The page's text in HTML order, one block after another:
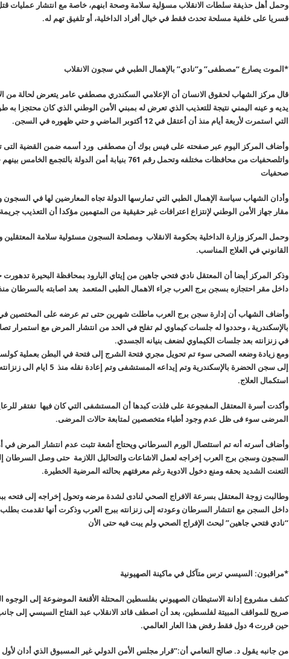
وحمل أهل حذيفة سلطات الانقلاب مسؤلية سلامة وصحة ابنهم، خاصة مع انتشار عمليات قتل
قسريا على خلفية مسلحة تحدث فقط في خيال أفراد الداخلية، أو تلفيق تهم له.
*الموت يصارع “مصطفى” و”نادي” بالإهمال الطبي في سجون الانقلاب
قال مركز الشهاب لحقوق الانسان أن الإعلامي السكندري مصطفي عامر يتعرض لحالة من
يديه و عينه اليمني نتيجة للتعذيب الذي تعرض له بمبني الأمن الوطني الذي كان محتجزا به
التي استمرت لأربعة أيام منذ أن أعتقل في 12 أكتوبر الماضي و حتي ظهوره في السجن
.
وأضاف المركز اليوم عبر صفحته على فيس بوك أن مصطفى ورد أسمه ضمن القضية التى
صحفيات
وأدان الشهاب سياسة الإهمال الطبي التي تمارسها الدولة تجاه المعارضين لها في
مقار جهاز الأمن الوطني لإنتزاع اعترافات غير حقيقية من المتهمين مؤكدا أن التعذيب
وحمل المركز وزارة الداخلية بحكومة الانقلاب ومصلحة السجون مسئولية سلامة
القانوني في العلاج المناسب.
وذكر المركز أيضا أن المعتقل نادي فتحي جاهين من إيتاي البارود بمحافظة البحيرة تدهورت
داخل مقر احتجازه بسجن برج العرب جراء الاهمال الطبى المتعمد بعد اصابته بالسرطان
وأضاف الشهاب أن إدارة سجن برج العرب ماطلت شهرين حتى تم عرضه على المختصين
بالإسكندرية ، وحددوا له جلسات كيماوي لم تفلح في الحد من انتشار المرض مع استمرار
في زنزانته بعد جلسات الكيماوي لضعف بنيانه الجسدي.
ومع زيادة وضعه الصحى سوء تم تحويل مجري فتحة الشرج إلى فتحة في البطن بعملية
إلى سجن الحضرة بالإسكندرية وتم
استكمال العلاج.
وأكدت أسرة المعتقل المفجوعة على فلذت كبدها أن المستشفى التي كان فيها تفتقر
المرضى سوء فى ظل عدم وجود أطباء متخصصين لمتابعة حالات المرضى.
وأضاف أسرته أنه تم استئصال الورم السرطاني ويحتاج أشعة تثبت عدم انتشار المرض
السجون وسجن برج العرب إخراجه لعمل الاشاعات والتحاليل اللازمة حتى وصل السرطان
التعنت الشديد بحقه ومنع دخول الادوية رغم معرفتهم بحالته المرضية الخطيرة.
وطالبت زوجة المعتقل بسرعة الافراج الصحي لنادى لشدة مرضه وتحول إخراجه إلى فتحه
داخل السجن مع انتشار السرطان وعودته إلى زنزانته ببرج العرب وذكرت أنها تقدمت بطلب
“نادي فتحي جاهين” لبحث الإفراج الصحي ولم يبت فيه حتى الأن
*مراقبون: السيسي ترس متآكل في ماكينة الصهيونية
كشف مشروع إدانة الاستيطان الصهيوني بفلسطين المحتلة الأقنعة الموضوعة إلى الوجوه
صريح للمواقف المبيتة لفلسطين، بعد أن اصطف قائد الانقلاب عبد الفتاح السيسي إلى
حين قررت 4 دول فقط رفض هذا العار العالمي.
من جانبه يقول د. صالح النعامي أن:”قرار مجلس الأمن الدولي غير المسبوق الذي أدان